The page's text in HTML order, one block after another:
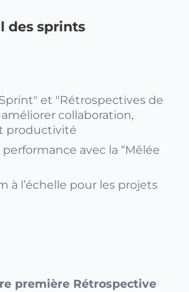
des sprints
et "Rétrospectives de
collaboration,
productivité
avec la “Mêlée
à l’échelle pour les projets
première Rétrospective